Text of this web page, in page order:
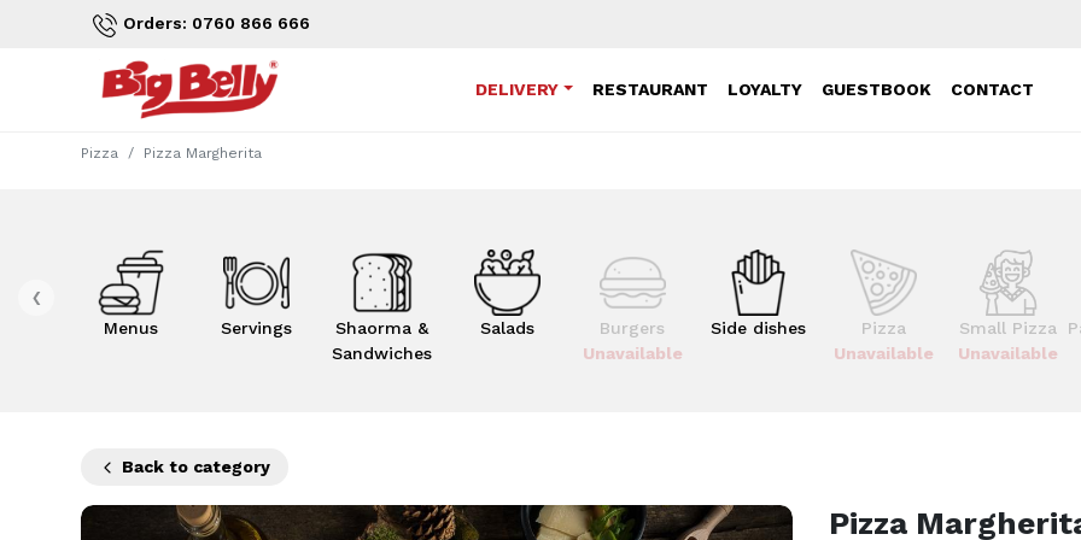
Orders: 0760 866 666
DELIVERY RESTAURANT LOYALTY GUESTBOOK CONTACT
Pizza Pizza Margherita
Menus Servings
Shaorma &
Sandwiches
Salads
Burgers
Unavailable
Side dishes
Pizza
Unavailable
Small Pizza
Unavailable
‹
Back to category
Pizza